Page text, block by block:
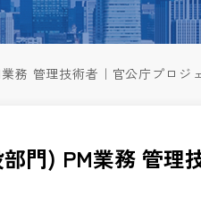
務 管理技術者｜官公庁プロジ
門) PM業務 管理